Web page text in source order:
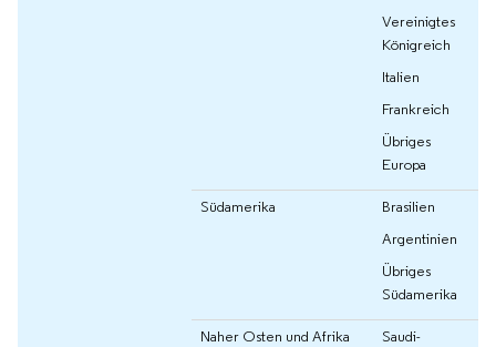
Vereinigtes
Königreich
Italien
Frankreich
Übriges
Europa
Südamerika
Brasilien
Argentinien
Übriges
Südamerika
Naher Osten und Afrika
Saudi-